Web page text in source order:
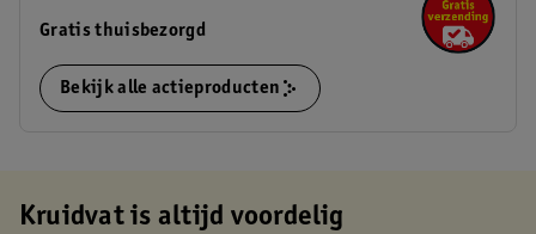
Gratis thuisbezorgd
Bekijk alle actieproducten
Kruidvat is altijd voordelig